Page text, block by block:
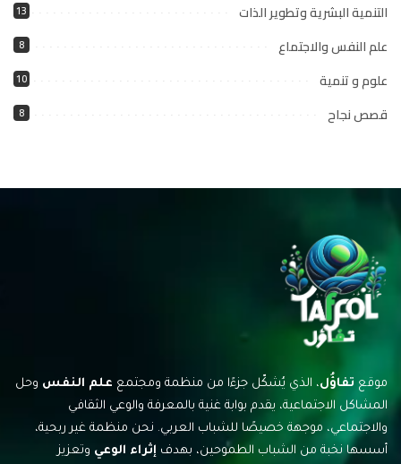
التنمية البشرية وتطوير الذات 13
علم النفس والاجتماع 8
علوم و تنمية 10
قصص نجاح 8
موقع تفاؤُل، الذي يُشكّل جزءًا من منظمة ومجتمع علم النفس وحل
المشاكل الاجتماعية، يقدم بوابة غنية بالمعرفة والوعي الثقافي
والاجتماعي، موجهة خصيصًا للشباب العربي. نحن منظمة غير ربحية،
أسسها نخبة من الشباب الطموحين، بهدف إثراء الوعي وتعزيز